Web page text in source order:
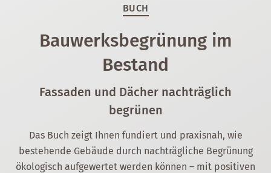
BUCH
Bauwerksbegrünung im
Bestand
Fassaden und Dächer nachträglich
begrünen
Das Buch zeigt Ihnen fundiert und praxisnah, wie
bestehende Gebäude durch nachträgliche Begrünung
ökologisch aufgewertet werden können – mit positiven